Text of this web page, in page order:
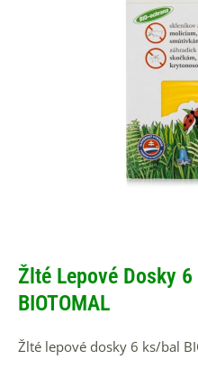
Žlté Lepové Dosky 6
BIOTOMAL
Žlté lepové dosky 6 ks/bal